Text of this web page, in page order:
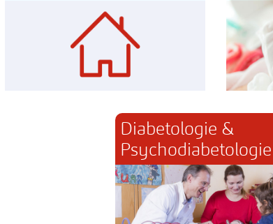
Diabetologie &
Psychodiabetologie